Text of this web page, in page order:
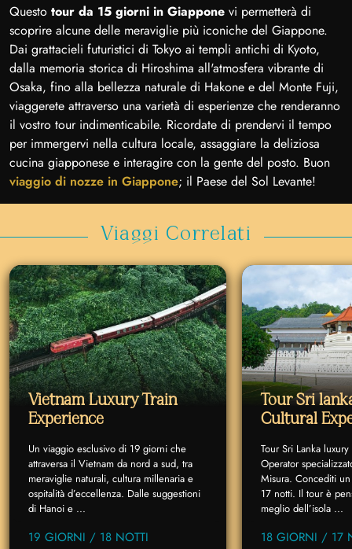
Questo tour da 15 giorni in Giappone vi permetterà di
scoprire alcune delle meraviglie più iconiche del Giappone.
Dai grattacieli futuristici di Tokyo ai templi antichi di Kyoto,
dalla memoria storica di Hiroshima all'atmosfera vibrante di
Osaka, fino alla bellezza naturale di Hakone e del Monte Fuji,
viaggerete attraverso una varietà di esperienze che renderanno
il vostro tour indimenticabile. Ricordate di prendervi il tempo
per immergervi nella cultura locale, assaggiare la deliziosa
cucina giapponese e interagire con la gente del posto. Buon
viaggio di nozze in Giappone; il Paese del Sol Levante!
Viaggi Correlati
Vietnam Luxury Train
Experience
Un viaggio esclusivo di 19 giorni che
attraversa il Vietnam da nord a sud, tra
meraviglie naturali, cultura millenaria e
ospitalità d’eccellenza. Dalle suggestioni
di Hanoi e ...
19 GIORNI / 18 NOTTI
Tour Sri
Cultural
Tour Sri Lanka
Operator
Misura. Concediti
17 notti. Il tour è
meglio dell’isola ...
18 GIORNI / 17